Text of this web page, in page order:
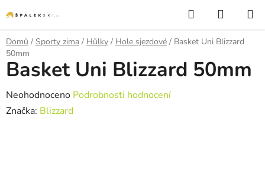
Hledat
Domů / Sporty zima / Hůlky / Hole sjezdové / Basket Uni Blizzard
50mm
Basket Uni Blizzard 50mm
Průměrné hodnocení produktu je 0,0 z 5 hvězdiček.
Neohodnoceno Podrobnosti hodnocení
Značka: Blizzard